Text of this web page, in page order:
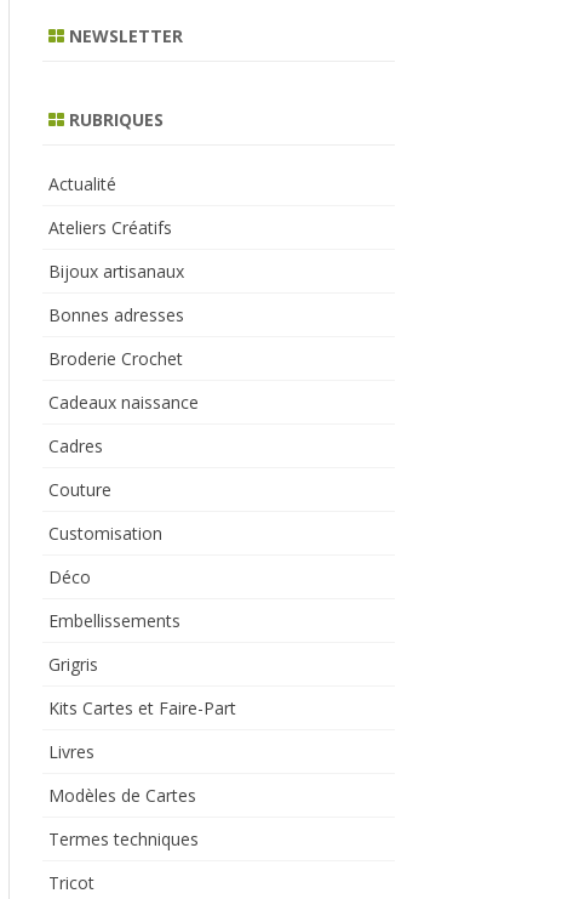
c
NEWSLETTER
RUBRIQUES
Actualité
Ateliers Créatifs
Bijoux artisanaux
Bonnes adresses
Broderie Crochet
Cadeaux naissance
Cadres
Couture
Customisation
Déco
Embellissements
Grigris
Kits Cartes et Faire-Part
Livres
Modèles de Cartes
Termes techniques
Tricot